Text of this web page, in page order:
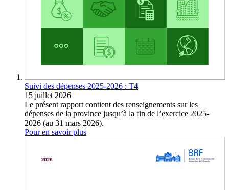
Suivi des dépenses 2025-2026 : T4
15 juillet 2026
Le présent rapport contient des renseignements sur les
dépenses de la province jusqu’à la fin de l’exercice 2025-
2026 (au 31 mars 2026).
Pour en savoir plus